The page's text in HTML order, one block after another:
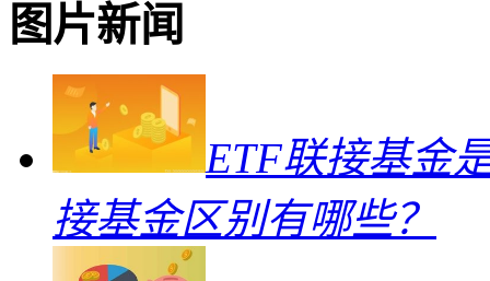
图片新闻
ETF联接基金
接基金区别有哪些？